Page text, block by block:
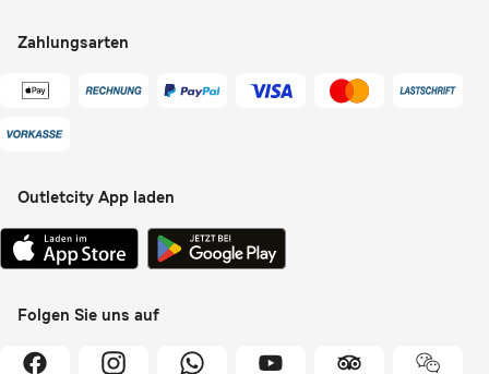
Zahlungsarten
Outletcity App laden
Outletcity App im App Store ladenOutletcity App bei Google Play laden
Folgen Sie uns auf